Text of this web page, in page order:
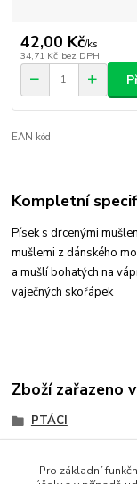
42,00 Kč/ks
34,71 Kč bez DPH
EAN kód:
Kompletní
Písek s drcenými
mušlemi z dánského
a mušlí bohatých na
vaječných skořápek
Zboží zařazeno
PTÁCI
Pro základní